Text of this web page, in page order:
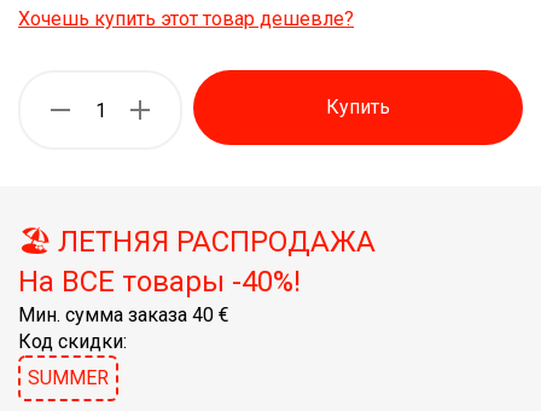
Хочешь купить этот товар дешевле?
Купить
🏖️ ЛЕТНЯЯ РАСПРОДАЖА
На ВСЕ товары -40%!
Мин. сумма заказа 40 €
Код скидки:
SUMMER